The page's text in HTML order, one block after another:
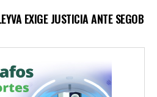
EXIGE JUSTICIA ANTE SEGOB